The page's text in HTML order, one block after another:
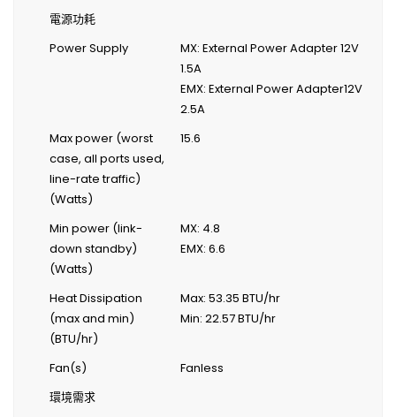
電源功耗
Power Supply
MX: External Power Adapter 12V
1.5A
EMX: External Power Adapter12V
2.5A
Max power (worst
case, all ports used,
line-rate traffic)
(Watts)
15.6
Min power (link-
down standby)
(Watts)
MX: 4.8
EMX: 6.6
Heat Dissipation
(max and min)
(BTU/hr)
Max: 53.35 BTU/hr
Min: 22.57 BTU/hr
Fan(s)
Fanless
環境需求